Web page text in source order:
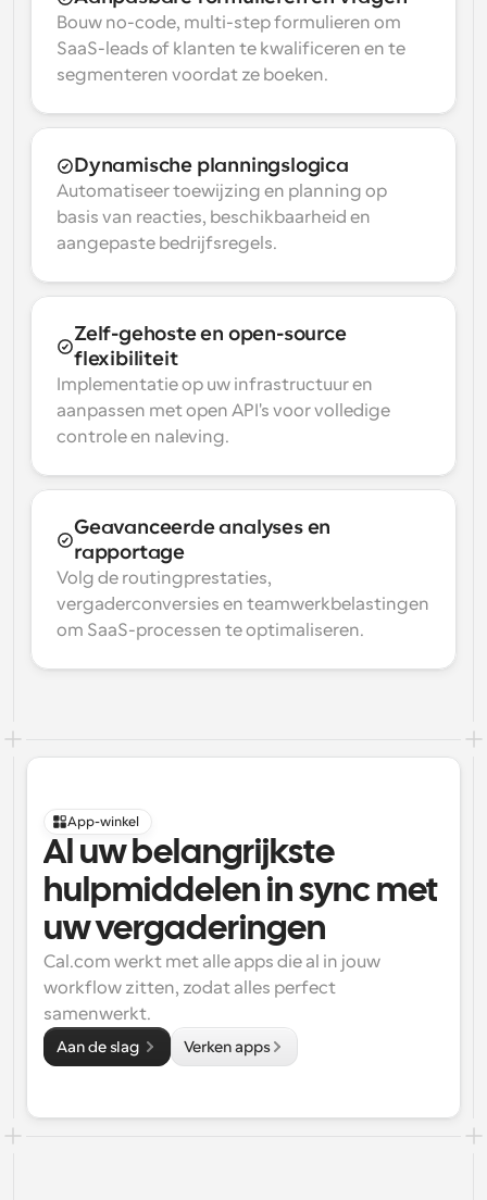
Bouw no-code, multi-step formulieren om
SaaS-leads of klanten te kwalificeren en te
segmenteren voordat ze boeken.
Dynamische planningslogica
Automatiseer toewijzing en planning op
basis van reacties, beschikbaarheid en
aangepaste bedrijfsregels.
Zelf-gehoste en open-source
flexibiliteit
Implementatie op uw infrastructuur en
aanpassen met open API's voor volledige
controle en naleving.
Geavanceerde analyses en
rapportage
Volg de routingprestaties,
vergaderconversies en teamwerkbelastingen
om SaaS-processen te optimaliseren.
App-winkel
Al uw belangrijkste
hulpmiddelen in sync met
uw vergaderingen
Cal.com werkt met alle apps die al in jouw
workflow zitten, zodat alles perfect
samenwerkt.
Aan de slag Verken apps